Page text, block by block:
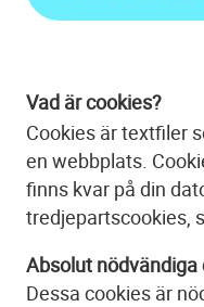
Vad är cookies?
Cookies är textfiler
en webbplats.
finns kvar på din
tredjepartscookies,
Absolut nödvändiga
Dessa cookies är